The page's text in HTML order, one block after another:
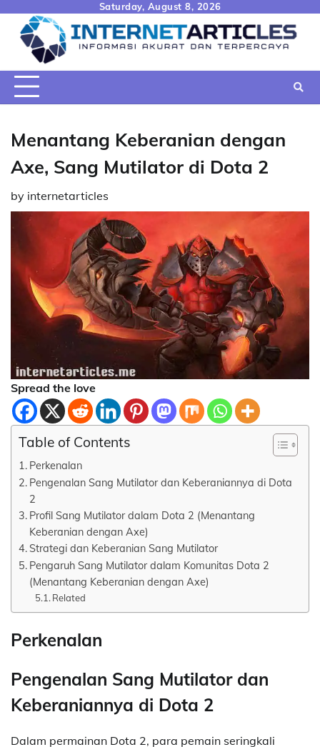
content
Saturday, August 8, 2026
Menantang Keberanian dengan
Axe, Sang Mutilator di Dota 2
by internetarticles
Spread the love
Table of Contents
Perkenalan
Pengenalan Sang Mutilator dan Keberaniannya di Dota
2
Profil Sang Mutilator dalam Dota 2 (Menantang
Keberanian dengan Axe)
Strategi dan Keberanian Sang Mutilator
Pengaruh Sang Mutilator dalam Komunitas Dota 2
(Menantang Keberanian dengan Axe)
Related
Perkenalan
Pengenalan Sang Mutilator dan
Keberaniannya di Dota 2
Dalam permainan Dota 2, para pemain seringkali